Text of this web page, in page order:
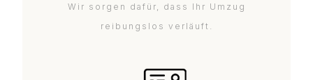
Wir sorgen dafür, dass Ihr Umzug
reibungslos verläuft.